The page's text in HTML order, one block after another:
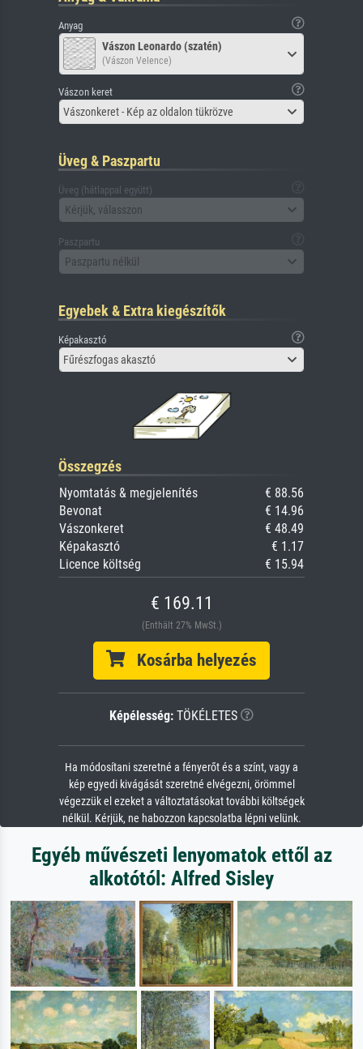
Anyag
Vászon Leonardo (szatén)
(Vászon Velence)
Vászon keret
Vászonkeret - Kép az oldalon tükrözve
Üveg & Paszpartu
Üveg (hátlappal együtt)
Kérjük, válasszon
Paszpartu
Paszpartu nélkül
Egyebek & Extra kiegészítők
Képakasztó
Fűrészfogas akasztó
Összegzés
Nyomtatás & megjelenítés
€ 88.56
Bevonat
€ 14.96
Vászonkeret
€ 48.49
Képakasztó
€ 1.17
Licence költség
€ 15.94
€ 169.11
(Enthält 27% MwSt.)
Kosárba helyezés
Képélesség: TÖKÉLETES
Ha módosítani szeretné a fényerőt és a színt, vagy a
kép egyedi kivágását szeretné elvégezni, örömmel
végezzük el ezeket a változtatásokat további költségek
nélkül. Kérjük, ne habozzon kapcsolatba lépni velünk.
Egyéb művészeti lenyomatok ettől az
alkotótól: Alfred Sisley